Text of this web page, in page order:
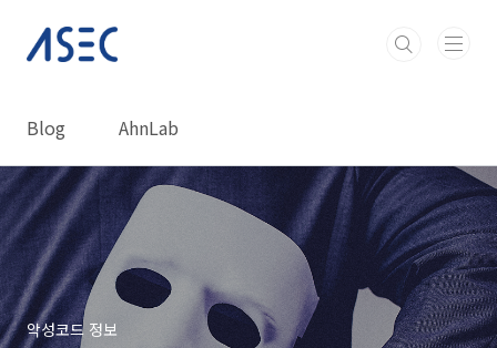
Blog AhnLab
악성코드 정보